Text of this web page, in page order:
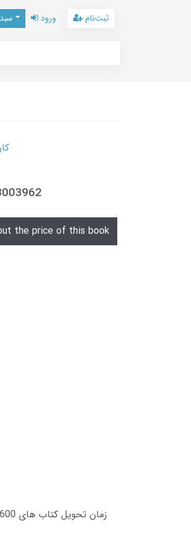
ورود ثبت‌نام
the price of this book